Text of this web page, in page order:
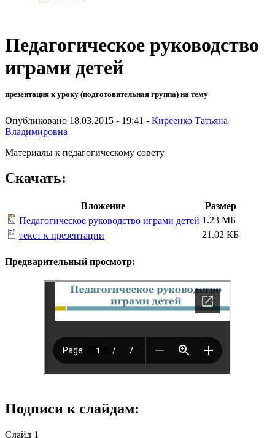
Педагогическое руководство
играми детей
презентация к уроку (подготовительная группа) на тему
Опубликовано 18.03.2015 - 19:41 - Киреенко Татьяна
Владимировна
Материалы к педагогическому совету
Скачать:
Вложение
Размер
Педагогическое руководство играми детей 1.23 МБ
текст к презентации
21.02 КБ
Предварительный просмотр:
Подписи к слайдам:
Слайд 1